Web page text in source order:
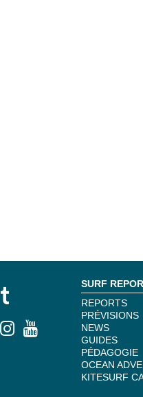
SURF
REPORTS
PRÉVISIONS
NEWS
GUIDES
PÉDAGOGIE
OCEAN
KITESURF